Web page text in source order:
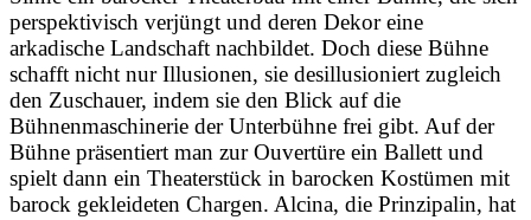
perspektivisch verjüngt und deren Dekor eine
arkadische Landschaft nachbildet. Doch diese Bühne
schafft nicht nur Illusionen, sie desillusioniert zugleich
den Zuschauer, indem sie den Blick auf die
Bühnenmaschinerie der Unterbühne frei gibt. Auf der
Bühne präsentiert man zur Ouvertüre ein Ballett und
spielt dann ein Theaterstück in barocken Kostümen mit
barock gekleideten Chargen. Alcina, die Prinzipalin, hat